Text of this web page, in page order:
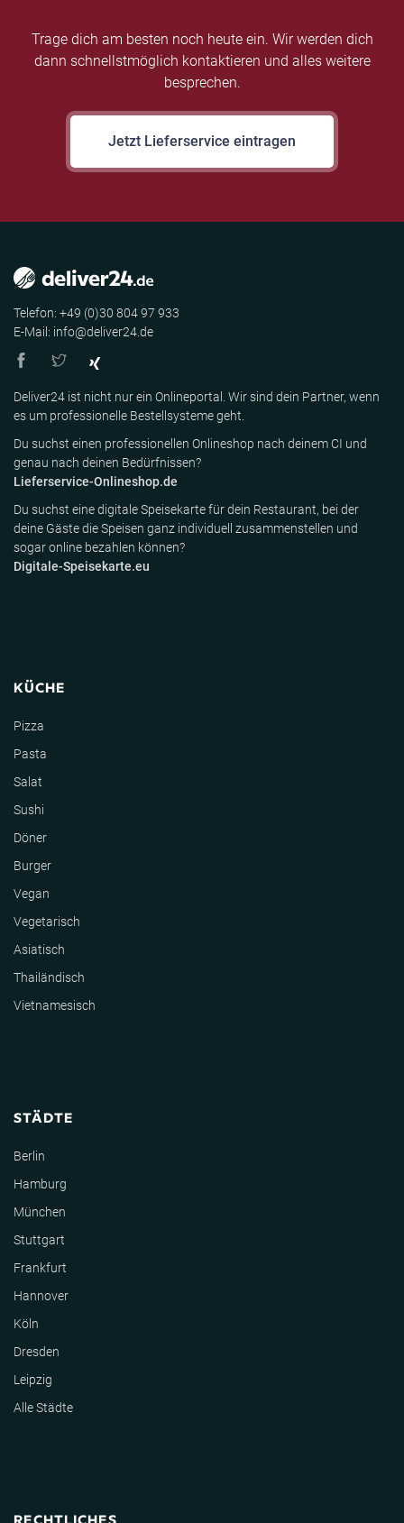
Trage dich am besten noch heute ein. Wir werden dich
dann schnellstmöglich kontaktieren und alles weitere
besprechen.
Jetzt Lieferservice eintragen
Telefon: +49 (0)30 804 97 933
E-Mail: info@deliver24.de
Deliver24 ist nicht nur ein Onlineportal. Wir sind dein Partner, wenn
es um professionelle Bestellsysteme geht.
Du suchst einen professionellen Onlineshop nach deinem CI und
genau nach deinen Bedürfnissen?
Lieferservice-Onlineshop.de
Du suchst eine digitale Speisekarte für dein Restaurant, bei der
deine Gäste die Speisen ganz individuell zusammenstellen und
sogar online bezahlen können?
Digitale-Speisekarte.eu
KÜCHE
Pizza
Pasta
Salat
Sushi
Döner
Burger
Vegan
Vegetarisch
Asiatisch
Thailändisch
Vietnamesisch
STÄDTE
Berlin
Hamburg
München
Stuttgart
Frankfurt
Hannover
Köln
Dresden
Leipzig
Alle Städte
RECHTLICHES